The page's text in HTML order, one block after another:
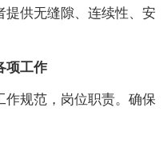
供无缝隙、连续性、安
项工作
规范，岗位职责。确保